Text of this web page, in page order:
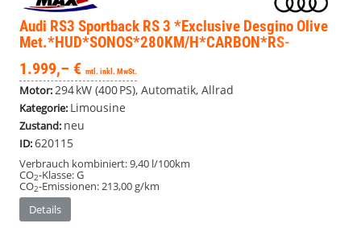
Audi RS3 Sportback RS 3 *Exclusive Desgino Olive
Met.*HUD*SONOS*280KM/H*CARBON*RS-
SAGA*PANO*
1.999,– € mtl. inkl. MwSt.
Motor:294 kW (400 PS), Automatik, Allrad
Kategorie: Limousine
Zustand: neu
ID:620115
Verbrauch kombiniert:9,40 l/100km
CO2-Klasse:G
CO2-Emissionen:213,00 g/km
Details